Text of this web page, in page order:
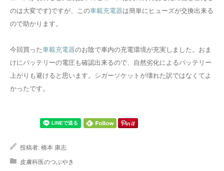
のは大変です)ですが、この車載充電器は簡単にヒューズが交換出来る
ので助かります。
今回買った車載充電器のお陰で車内の充電環境が充実しました。おま
けにバッテリーの電圧も確認出来るので、自然劣化によるバッテリー
上がりも避けると思います。シガーソケットが壊れた訳ではなくてよ
かったです。
投稿者: 橋本 康志
皮膚科医のつぶやき